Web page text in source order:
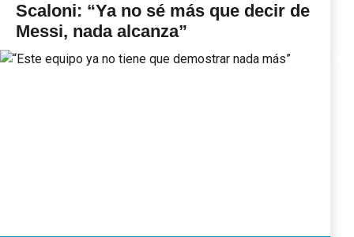
Scaloni: “Ya no sé más que decir de
Messi, nada alcanza”